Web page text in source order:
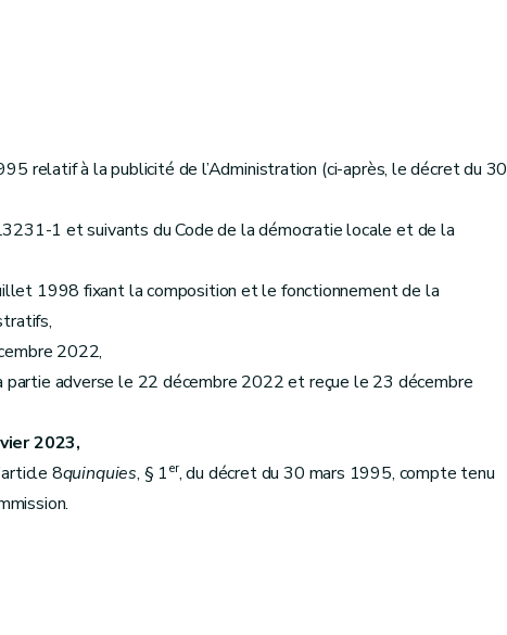
relatif à la publicité de l’Administration (ci-après, le décret du 30
1 et suivants du Code de la démocratie locale et de la
1998 fixant la composition et le fonctionnement de la
2022,
partie adverse le 22 décembre 2022 et reçue le 23 décembre
2023,
8quinquies, § 1er, du décret du 30 mars 1995, compte tenu